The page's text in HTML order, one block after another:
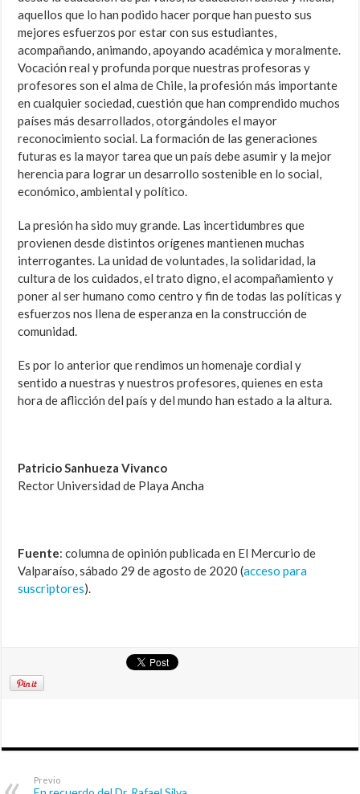
aquellos que lo han podido hacer porque han puesto sus
mejores esfuerzos por estar con sus estudiantes,
acompañando, animando, apoyando académica y moralmente.
Vocación real y profunda porque nuestras profesoras y
profesores son el alma de Chile, la profesión más importante
en cualquier sociedad, cuestión que han comprendido muchos
países más desarrollados, otorgándoles el mayor
reconocimiento social. La formación de las generaciones
futuras es la mayor tarea que un país debe asumir y la mejor
herencia para lograr un desarrollo sostenible en lo social,
económico, ambiental y político.
La presión ha sido muy grande. Las incertidumbres que
provienen desde distintos orígenes mantienen muchas
interrogantes. La unidad de voluntades, la solidaridad, la
cultura de los cuidados, el trato digno, el acompañamiento y
poner al ser humano como centro y fin de todas las políticas y
esfuerzos nos llena de esperanza en la construcción de
comunidad.
Es por lo anterior que rendimos un homenaje cordial y
sentido a nuestras y nuestros profesores, quienes en esta
hora de aflicción del país y del mundo han estado a la altura.
Patricio Sanhueza Vivanco
Rector Universidad de Playa Ancha
Fuente: columna de opinión publicada en El Mercurio de
Valparaíso, sábado 29 de agosto de 2020 (acceso para
suscriptores).
Previo